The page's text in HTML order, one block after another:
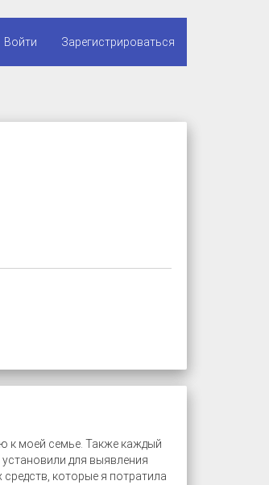
Войти Зарегистрироваться
к моей семье. Также каждый
для выявления
которые я потратила